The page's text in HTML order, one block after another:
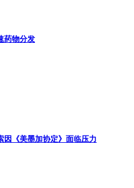
药物分发
因《美墨加协定》面临压力